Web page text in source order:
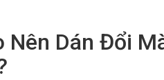
Nên Dán Đổi